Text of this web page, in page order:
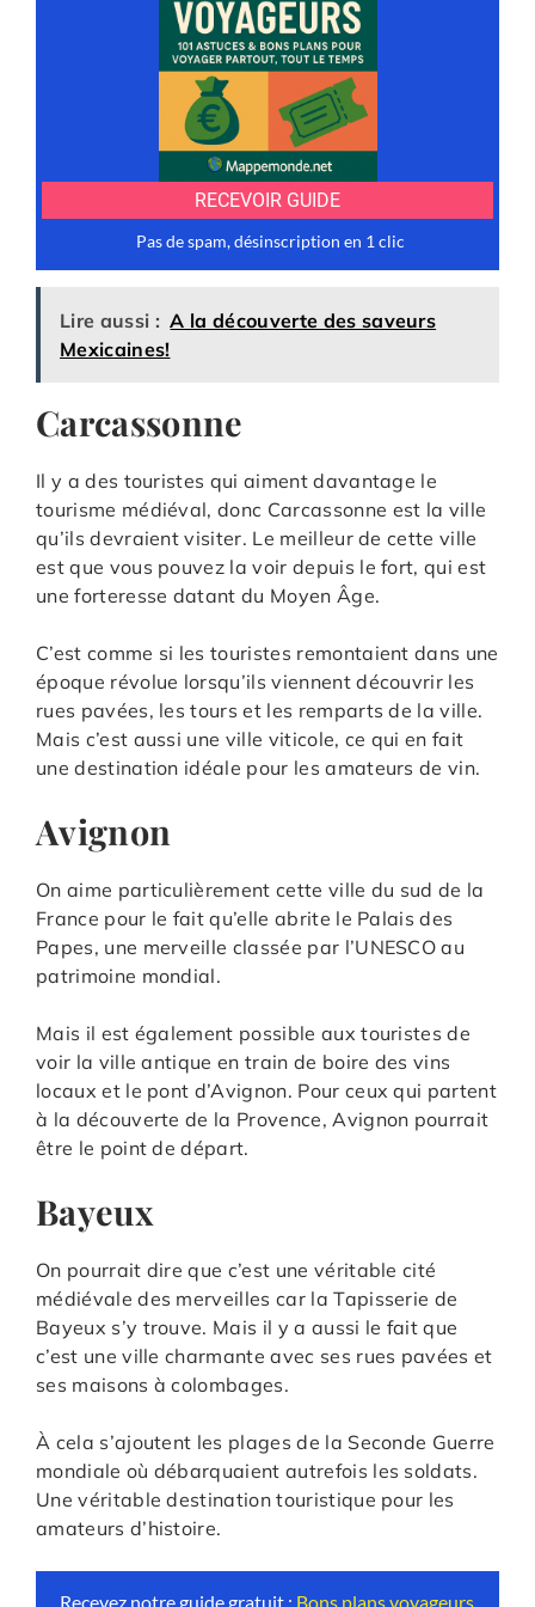
Lire aussi : A la découverte des saveurs
Mexicaines!
Carcassonne
Il y a des touristes qui aiment davantage le
tourisme médiéval, donc Carcassonne est la ville
qu’ils devraient visiter. Le meilleur de cette ville
est que vous pouvez la voir depuis le fort, qui est
une forteresse datant du Moyen Âge.
C’est comme si les touristes remontaient dans une
époque révolue lorsqu’ils viennent découvrir les
rues pavées, les tours et les remparts de la ville.
Mais c’est aussi une ville viticole, ce qui en fait
une destination idéale pour les amateurs de vin.
Avignon
On aime particulièrement cette ville du sud de la
France pour le fait qu’elle abrite le Palais des
Papes, une merveille classée par l’UNESCO au
patrimoine mondial.
Mais il est également possible aux touristes de
voir la ville antique en train de boire des vins
locaux et le pont d’Avignon. Pour ceux qui partent
à la découverte de la Provence, Avignon pourrait
être le point de départ.
Bayeux
On pourrait dire que c’est une véritable cité
médiévale des merveilles car la Tapisserie de
Bayeux s’y trouve. Mais il y a aussi le fait que
c’est une ville charmante avec ses rues pavées et
ses maisons à colombages.
À cela s’ajoutent les plages de la Seconde Guerre
mondiale où débarquaient autrefois les soldats.
Une véritable destination touristique pour les
amateurs d’histoire.